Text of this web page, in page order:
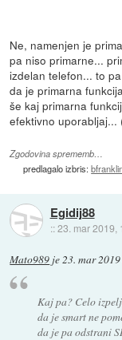
Ne, namenjen je
pa niso primarne...
izdelan telefon... to
da je primarna
še kaj primarna
efektivno uporabljaj...
Zgodovina sprememb…
predlagalo izbris:
Egidij88
::23. mar 2019,
Mato989 je23. mar
Kaj pa? Celo
da je smart ne
da je pa odstrani